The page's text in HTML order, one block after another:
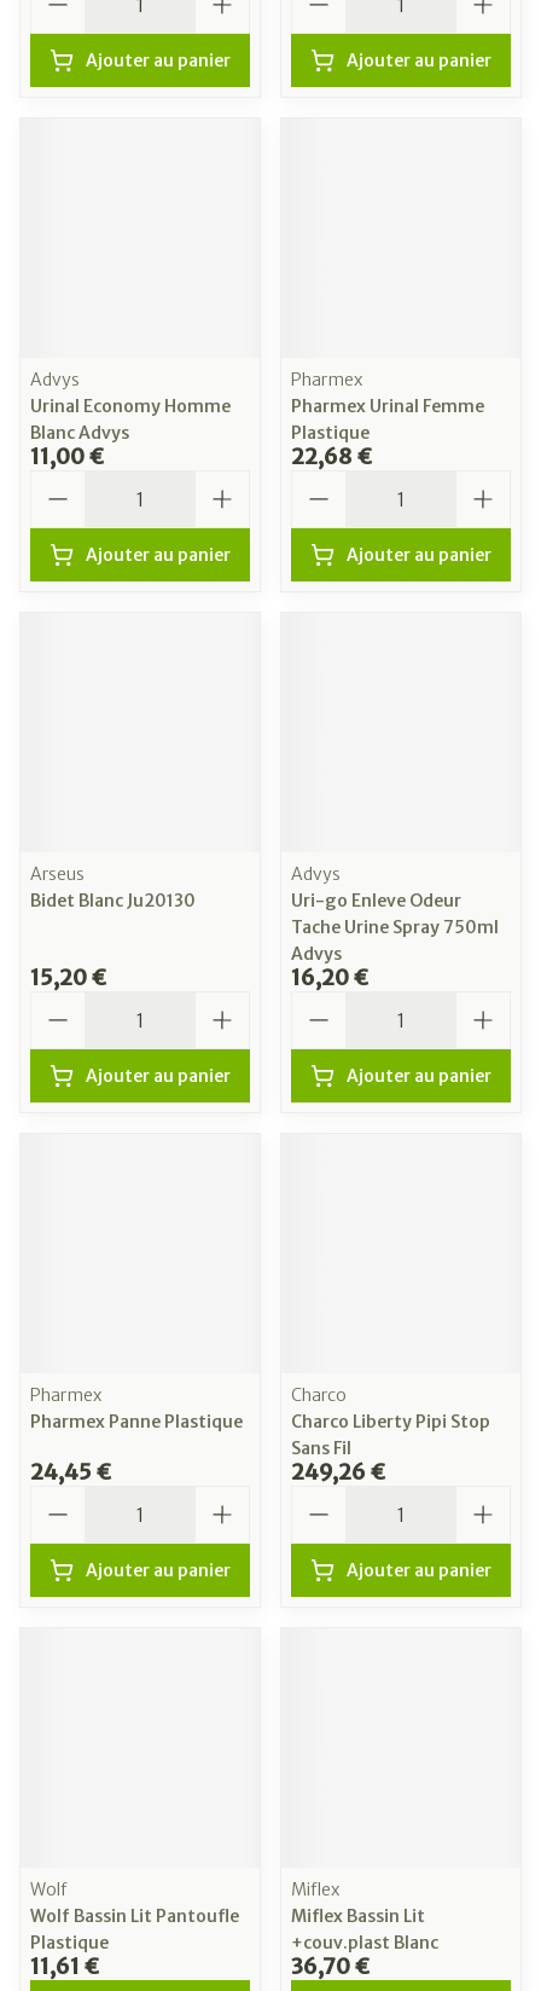
Ajouter au panier Ajouter au panier
Advys
Urinal Economy Homme
Blanc Advys
11,00 €
Ajouter au panier
Pharmex
Pharmex Urinal Femme
Plastique
22,68 €
Ajouter au panier
Arseus
Bidet Blanc Ju20130
15,20 €
Ajouter au panier
Advys
Uri-go Enleve Odeur
Tache Urine Spray 750ml
Advys
16,20 €
Ajouter au panier
Pharmex
Pharmex Panne Plastique
24,45 €
Ajouter au panier
Charco
Charco Liberty Pipi Stop
Sans Fil
249,26 €
Ajouter au panier
Wolf
Wolf Bassin Lit Pantoufle
Plastique
11,61 €
Miflex
Miflex Bassin Lit
+couv.plast Blanc
36,70 €